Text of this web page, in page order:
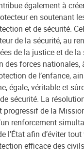
également à
en soutenant
et de sécurité.
de la sécurité, au
de la justice et de la
des forces nationales,
de l’enfance,
égale, véritable et
sécurité. La
progressif de la
renforcement
l’État afin d’éviter
efficace des